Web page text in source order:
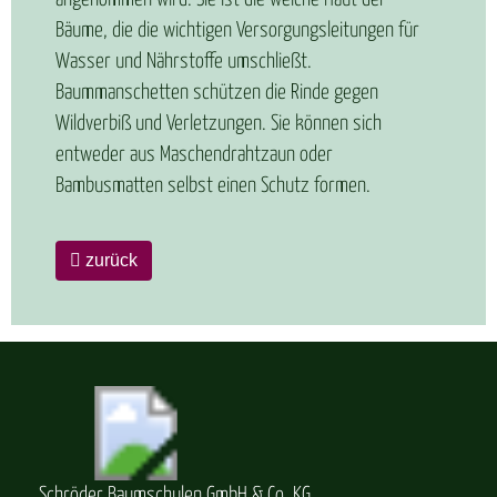
Bäume, die die wichtigen Versorgungsleitungen für
Wasser und Nährstoffe umschließt.
Baummanschetten schützen die Rinde gegen
Wildverbiß und Verletzungen. Sie können sich
entweder aus Maschendrahtzaun oder
Bambusmatten selbst einen Schutz formen.
zurück